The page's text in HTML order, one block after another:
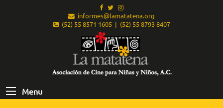
informes@lamatatena.org
(52) 55 8571 1605 | (52) 55 8793 8407
Menu